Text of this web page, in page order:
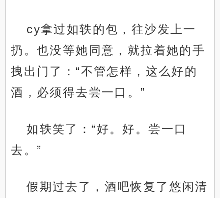
cy拿过如轶的包，往沙发上一
扔。也没等她同意，就拉着她的手
拽出门了：“不管怎样，这么好的
酒，必须得去尝一口。”
如轶笑了：“好。好。尝一口
去。”
假期过去了，酒吧恢复了悠闲清